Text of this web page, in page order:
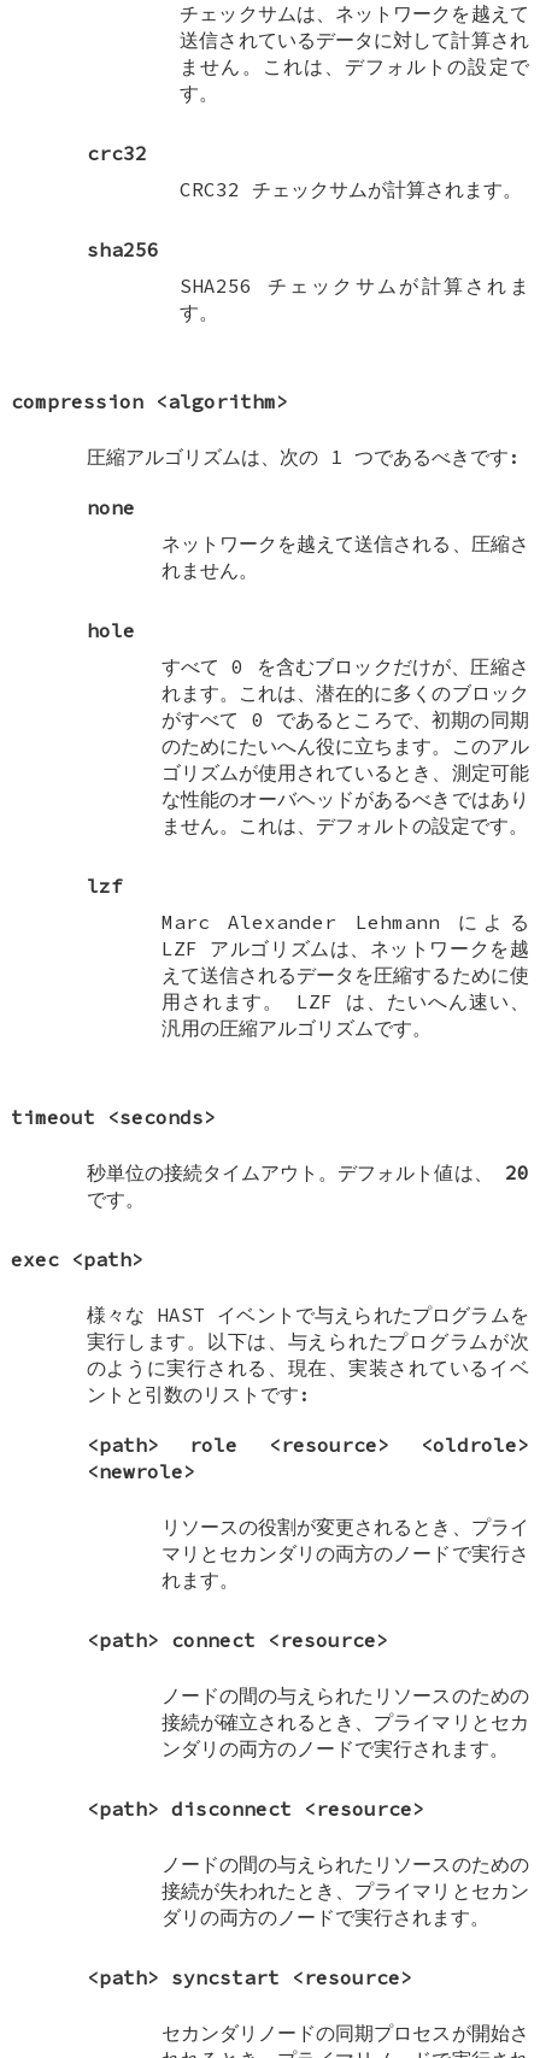
チェックサムは、ネットワークを越えて
送信されているデータに対して計算され
ません。これは、デフォルトの設定で
す。
crc32
CRC32 チェックサムが計算されます。
sha256
SHA256 チェックサムが計算されま
す。
compression <algorithm>
圧縮アルゴリズムは、次の 1 つであるべきです:
none
ネットワークを越えて送信される、圧縮さ
れません。
hole
すべて 0 を含むブロックだけが、圧縮さ
れます。これは、潜在的に多くのブロック
がすべて 0 であるところで、初期の同期
のためにたいへん役に立ちます。このアル
ゴリズムが使用されているとき、測定可能
な性能のオーバヘッドがあるべきではあり
ません。これは、デフォルトの設定です。
lzf
Marc Alexander Lehmann による
LZF アルゴリズムは、ネットワークを越
えて送信されるデータを圧縮するために使
用されます。 LZF は、たいへん速い、
汎用の圧縮アルゴリズムです。
timeout <seconds>
秒単位の接続タイムアウト。デフォルト値は、 20
です。
exec <path>
様々な HAST イベントで与えられたプログラムを
実行します。以下は、与えられたプログラムが次
のように実行される、現在、実装されているイベ
ントと引数のリストです:
<path> role <resource> <oldrole>
<newrole>
リソースの役割が変更されるとき、プライ
マリとセカンダリの両方のノードで実行さ
れます。
<path> connect <resource>
ノードの間の与えられたリソースのための
接続が確立されるとき、プライマリとセカ
ンダリの両方のノードで実行されます。
<path> disconnect <resource>
ノードの間の与えられたリソースのための
接続が失われたとき、プライマリとセカン
ダリの両方のノードで実行されます。
<path> syncstart <resource>
セカンダリノードの同期プロセスが開始さ